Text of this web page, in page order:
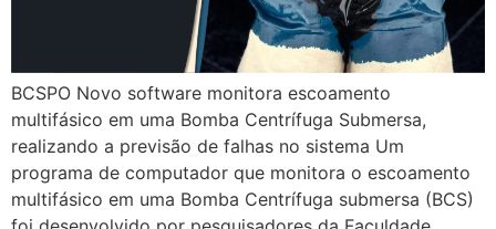
BCSPO Novo software monitora escoamento
multifásico em uma Bomba Centrífuga Submersa,
realizando a previsão de falhas no sistema Um
programa de computador que monitora o escoamento
multifásico em uma Bomba Centrífuga submersa (BCS)